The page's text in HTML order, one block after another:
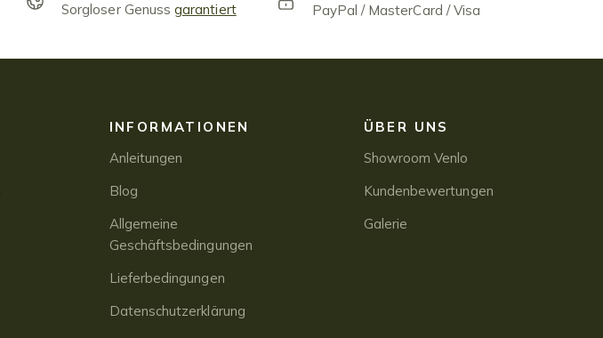
Sorgloser Genussgarantiert
PayPal / MasterCard / Visa
INFORMATIONEN
Anleitungen
Blog
Allgemeine
Geschäftsbedingungen
Lieferbedingungen
Datenschutzerklärung
ÜBER UNS
Showroom Venlo
Kundenbewertungen
Galerie